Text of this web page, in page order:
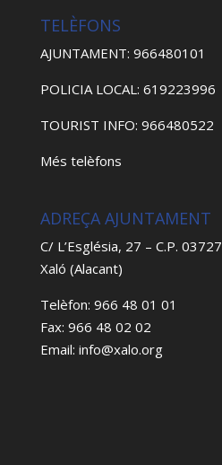
TELÈFONS
AJUNTAMENT: 966480101
POLICIA LOCAL: 619223996
TOURIST INFO: 966480522
Més telèfons
ADREÇA AJUNTAMENT
C/ L’Església, 27 – C.P. 03727
Xaló (Alacant)
Telèfon: 966 48 01 01
Fax: 966 48 02 02
Email: info@xalo.org